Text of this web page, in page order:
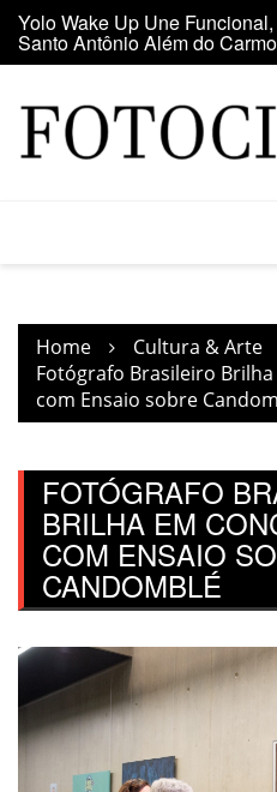
Skip
content
Yolo Wake Up Une
Santo Antônio Além do
Home
Cultura & Arte
Fotógrafo Brasileiro
com Ensaio sobre
FOTÓGRAFO
BRILHA EM
COM ENSAIO
CANDOMBLÉ